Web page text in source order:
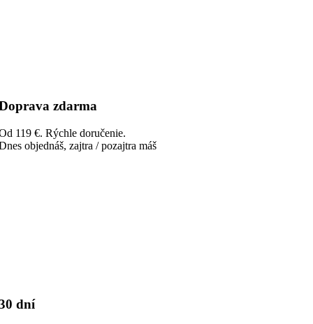
zdarma
119 €. Rýchle doručenie.
objednáš, zajtra / pozajtra máš
dní